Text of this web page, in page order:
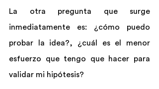
La otra pregunta que surge
inmediatamente es: ¿cómo puedo
probar la idea?, ¿cuál es el menor
esfuerzo que tengo que hacer para
validar mi hipótesis?